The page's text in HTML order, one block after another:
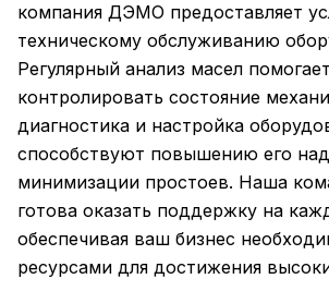
компания ДЭМО предоставляет
техническому обслуживанию
Регулярный анализ масел помогает
контролировать состояние
диагностика и настройка
способствуют повышению его
минимизации простоев. Наша
готова оказать поддержку на
обеспечивая ваш бизнес
ресурсами для достижения